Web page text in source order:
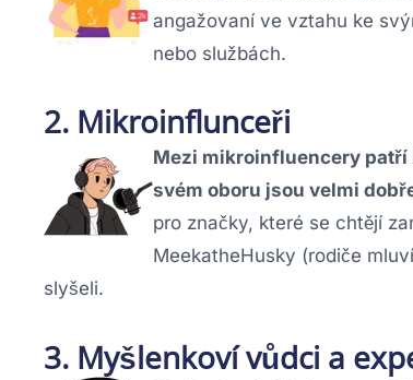
angažovaní ve vztahu ke
nebo službách.
2. Mikroinflunceři
Mezi mikroinfluencery patří
svém oboru jsou velmi
pro značky, které se chtějí
MeekatheHusky (rodiče
slyšeli.
3. Myšlenkoví vůdci a